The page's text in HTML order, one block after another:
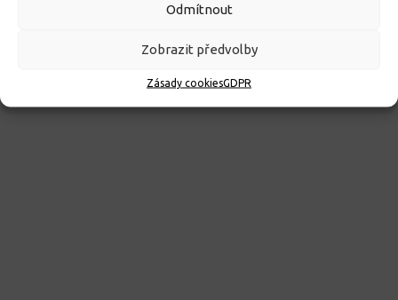
Odmítnout
Zobrazit předvolby
Zásady cookiesGDPR